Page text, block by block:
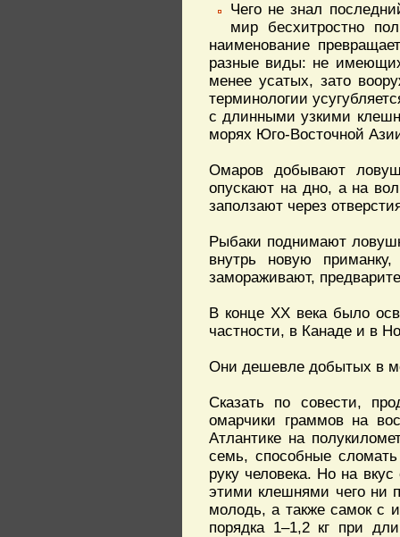
Чего не знал
мир бесхитростно
наименование
разные виды: не
менее усатых, зато
терминологии
с длинными узкими
морях Юго-Восточной
Омаров добывают
опускают на дно, а на
заползают через
Рыбаки поднимают
внутрь новую
замораживают,
В конце ХХ века было
частности, в Канаде и в
Они дешевле добытых в
Сказать по совести,
омарчики граммов на
Атлантике на
семь, способные
руку человека. Но на
этими клешнями чего ни
молодь, а также самок с
порядка 1–1,2 кг при